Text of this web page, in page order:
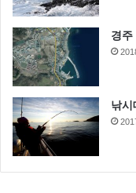
경주
낚시